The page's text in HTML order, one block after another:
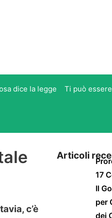
dice la legge Ti può
c’è
Articoli
17
Il
per
dei